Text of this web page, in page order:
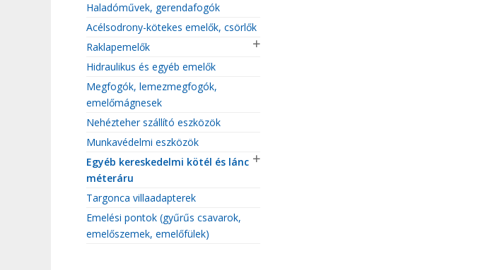
Haladóművek, gerendafogók
Acélsodrony-kötekes emelők, csörlők
Raklapemelők
Hidraulikus és egyéb emelők
Megfogók, lemezmegfogók,
emelőmágnesek
Nehézteher szállító eszközök
Munkavédelmi eszközök
Egyéb kereskedelmi kötél és lánc
méteráru
Targonca villaadapterek
Emelési pontok (gyűrűs csavarok,
emelőszemek, emelőfülek)